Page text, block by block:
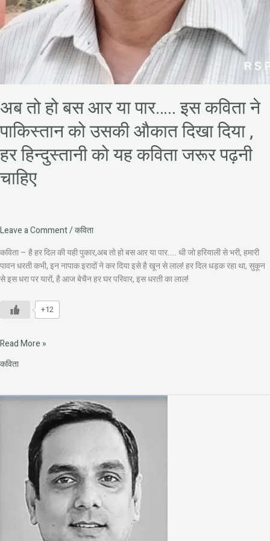
अब तो हो बस आर या पार….. इस कविता ने
पाकिस्तान को उसकी औकात दिखा दिया ,
हर हिन्दुस्तानी को यह कविता जरूर पढ़नी
चाहिए
Leave a Comment/कविता
कविता – है हर दिल की यही पुकार,अब तो हो बस आर या पार….. थी जो हरियाली से भरी, हमारी
पावन धरती कभी, इन नापाक इरादों ने कर दिया इसे है खून से लाल! हर दिल धड़क रहा था, सुकून
से इस धरा पर यारों, है आज बेचैन हर घर परिवार, इस धरती का लाल!
+12
पढ़नी
चाहिए
Read More »
कविता
दास्तान-